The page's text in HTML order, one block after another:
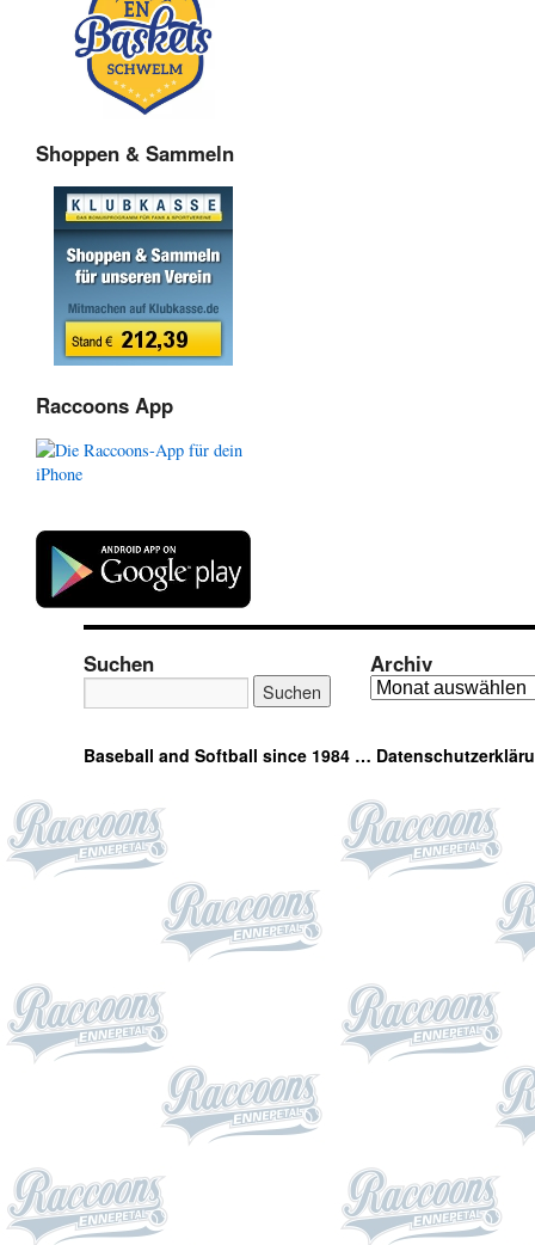
Shoppen & Sammeln
Raccoons App
Suchen Archiv
Baseball and Softball since 1984 …